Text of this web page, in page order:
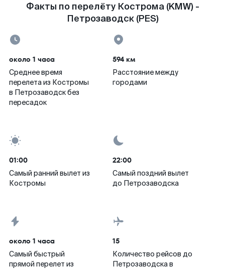
Факты по перелёту Кострома (KMW) -
Петрозаводск (PES)
около 1 часа
Среднее время
перелета из Костромы
в Петрозаводск без
пересадок
594 км
Расстояние между
городами
01:00
Самый ранний вылет из
Костромы
22:00
Самый поздний вылет
до Петрозаводска
около 1 часа
Самый быстрый
прямой перелет из
15
Количество рейсов до
Петрозаводска в